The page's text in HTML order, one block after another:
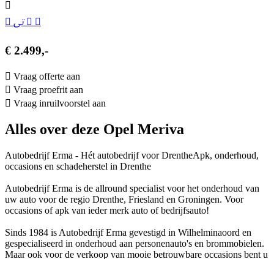
€ 2.499,-
Vraag offerte aan
Vraag proefrit aan
Vraag inruilvoorstel aan
Alles over deze Opel Meriva
Autobedrijf Erma - Hét autobedrijf voor DrentheApk, onderhoud,
occasions en schadeherstel in Drenthe
Autobedrijf Erma is de allround specialist voor het onderhoud van
uw auto voor de regio Drenthe, Friesland en Groningen. Voor
occasions of apk van ieder merk auto of bedrijfsauto!
Sinds 1984 is Autobedrijf Erma gevestigd in Wilhelminaoord en
gespecialiseerd in onderhoud aan personenauto's en brommobielen.
Maar ook voor de verkoop van mooie betrouwbare occasions bent u